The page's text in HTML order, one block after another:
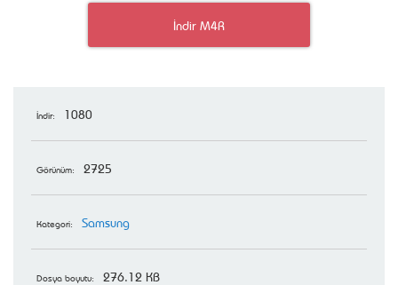
İndir M4R
İndir: 1080
Görünüm: 2725
Kategori: Samsung
Dosya boyutu: 276.12 KB